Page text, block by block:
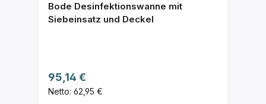
Bode Desinfektionswanne mit
Siebeinsatz und Deckel
Regulärer Preis:
95,14 €
Netto: 62,95 €